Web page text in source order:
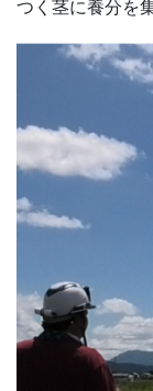
つく茎に養分を